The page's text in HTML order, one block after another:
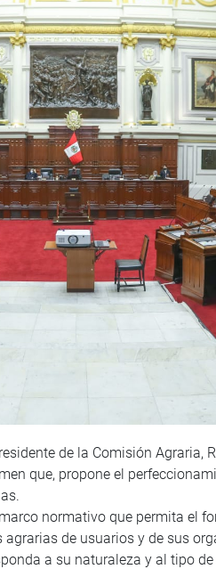
de la Comisión Agraria,
que, propone el
normativo que permita el
de usuarios y de sus
a su naturaleza y al tipo